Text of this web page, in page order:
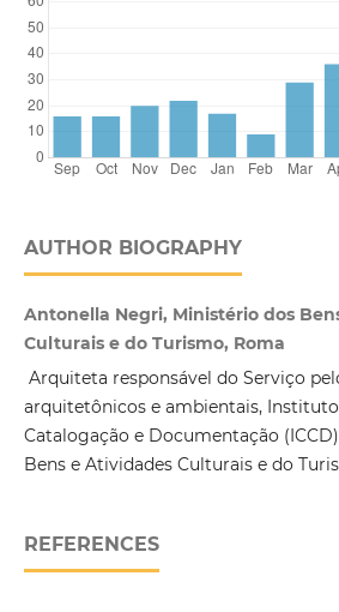
AUTHOR BIOGRAPHY
Antonella Negri, Ministério dos
Culturais e do Turismo, Roma
Arquiteta responsável do Serviço
arquitetônicos e ambientais,
Catalogação e Documentação
Bens e Atividades Culturais e do
REFERENCES